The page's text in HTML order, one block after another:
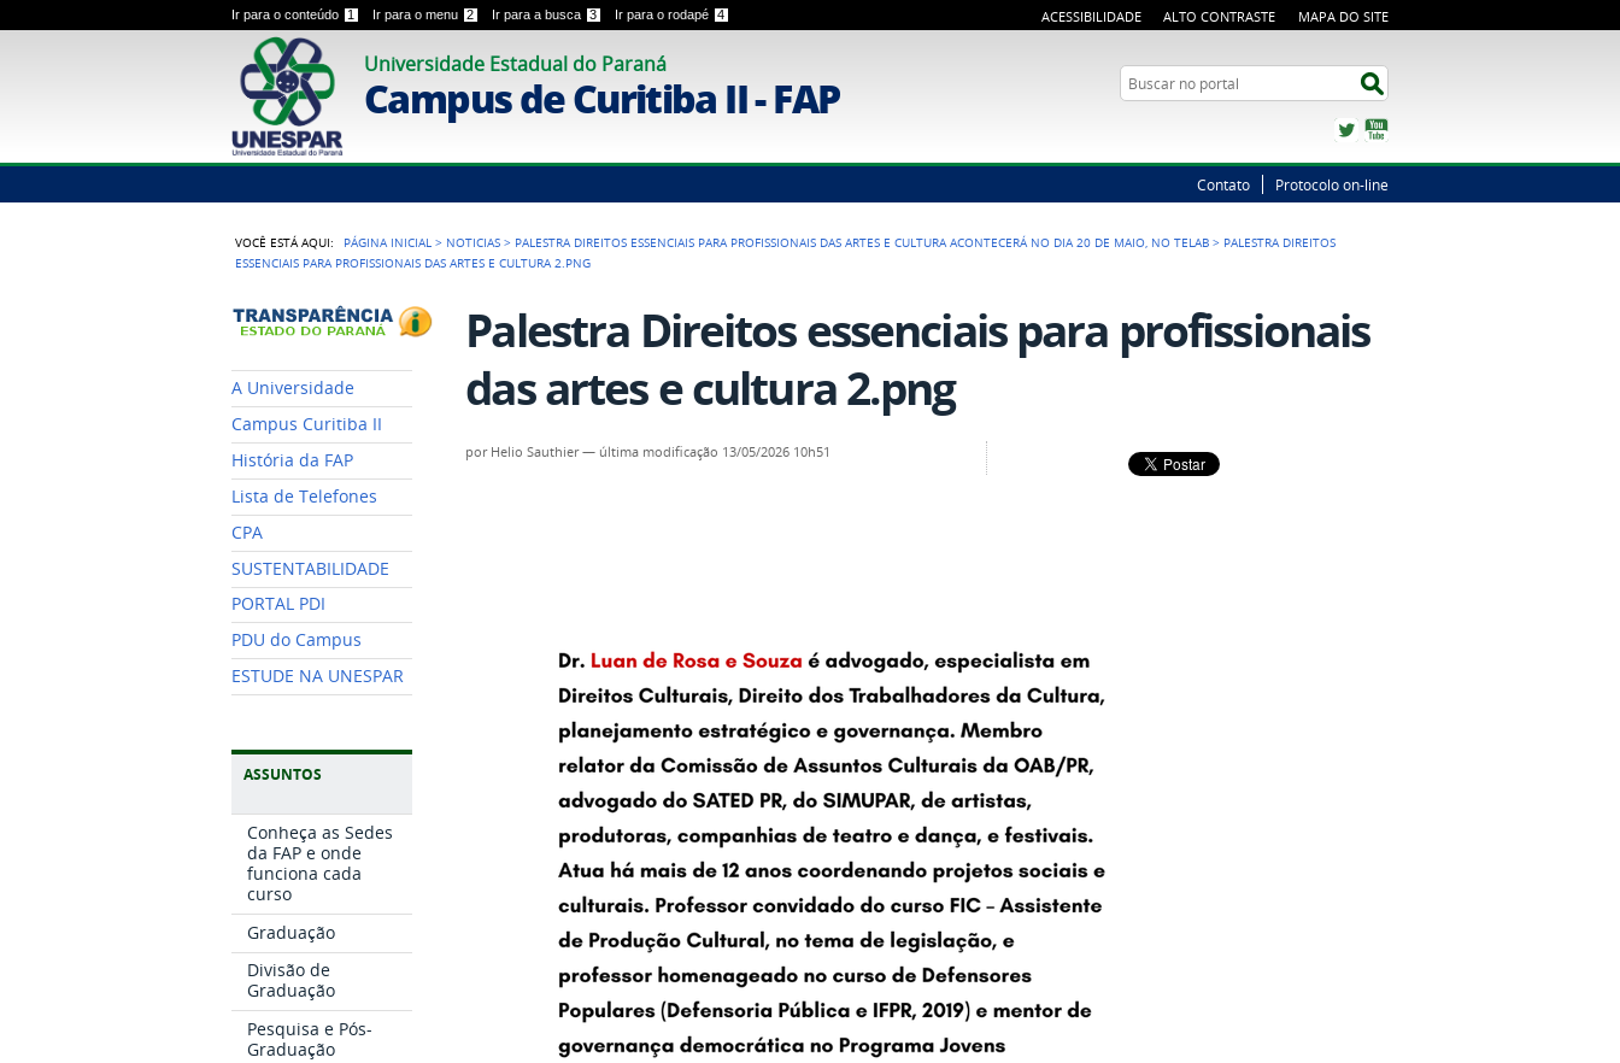
Ir para o conteúdo 1 Ir para o menu 2 Ir para a busca 3 Ir para o rodapé 4 ACESSIBILIDADE ALTO CONTRASTE MAPA DO SITE
Universidade Estadual do Paraná
Campus de Curitiba II - FAP Busca
Twitter
Contato Protocolo on-line
VOCÊ ESTÁ AQUI: PÁGINA INICIAL > NOTICIAS > PALESTRA DIREITOS ESSENCIAIS PARA PROFISSIONAIS DAS ARTES E CULTURA ACONTECERÁ NO DIA 20 DE MAIO, NO TELAB > PALESTRA DIREITOS
ESSENCIAIS PARA PROFISSIONAIS DAS ARTES E CULTURA 2.PNG
A Universidade
Campus Curitiba II
História da FAP
Lista de Telefones
CPA
SUSTENTABILIDADE
PORTAL PDI
PDU do Campus
ESTUDE NA UNESPAR
ASSUNTOS
Conheça as Sedes
da FAP e onde
funciona cada
curso
Graduação
Divisão de
Graduação
Pesquisa e Pós-
Graduação
Palestra Direitos essenciais para profissionais
das artes e cultura 2.png
por Helio Sauthier— última modificação 13/05/2026 10h51